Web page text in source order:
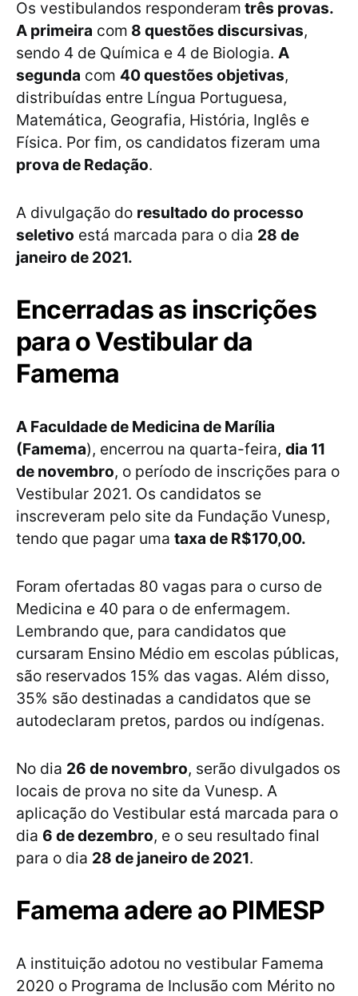
Os vestibulandos responderam três provas.
A primeira com 8 questões discursivas,
sendo 4 de Química e 4 de Biologia. A
segunda com 40 questões objetivas,
distribuídas entre Língua Portuguesa,
Matemática, Geografia, História, Inglês e
Física. Por fim, os candidatos fizeram uma
prova de Redação.
A divulgação do resultado do processo
seletivo está marcada para o dia 28 de
janeiro de 2021.
Encerradas as inscrições
para o Vestibular da
Famema
A Faculdade de Medicina de Marília
(Famema), encerrou na quarta-feira, dia 11
de novembro, o período de inscrições para o
Vestibular 2021. Os candidatos se
inscreveram pelo site da Fundação Vunesp,
tendo que pagar uma taxa de R$170,00.
Foram ofertadas 80 vagas para o curso de
Medicina e 40 para o de enfermagem.
Lembrando que, para candidatos que
cursaram Ensino Médio em escolas públicas,
são reservados 15% das vagas. Além disso,
35% são destinadas a candidatos que se
autodeclaram pretos, pardos ou indígenas.
No dia 26 de novembro, serão divulgados os
locais de prova no site da Vunesp. A
aplicação do Vestibular está marcada para o
dia 6 de dezembro, e o seu resultado final
para o dia 28 de janeiro de 2021.
Famema adere ao PIMESP
A instituição adotou no vestibular Famema
2020 o Programa de Inclusão com Mérito no